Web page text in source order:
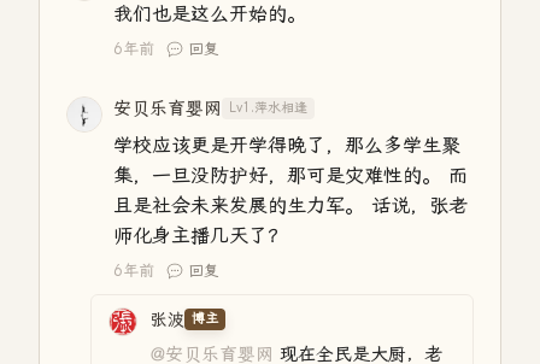
我们也是这么开始的。
6年前 回复
安贝乐育婴网 Lv1.萍水相逢
学校应该更是开学得晚了，那么多学生聚
集，一旦没防护好，那可是灾难性的。 而
且是社会未来发展的生力军。 话说，张老
师化身主播几天了？
6年前 回复
张波 博主
@安贝乐育婴网 现在全民是大厨，老